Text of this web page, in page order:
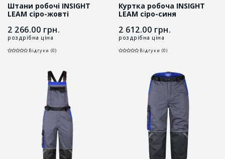
Штани робочі INSIGHT
LEAM сіро-жовті
2 266.00 грн.
роздрібна ціна
Відгуки (0)
Куртка робоча INSIGHT
LEAM сіро-синя
2 612.00 грн.
роздрібна ціна
Відгуки (0)